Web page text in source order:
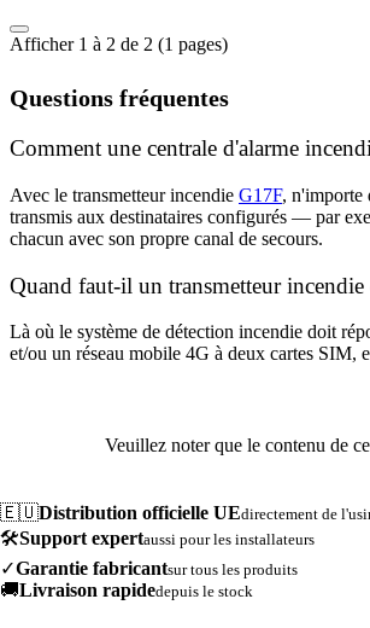
Afficher 1 à 2 de 2 (1 pages)
Questions fréquentes
Comment une centrale d'alarme
Avec le transmetteur incendie G17F, n'importe
transmis aux destinataires configurés — par
chacun avec son propre canal de secours.
Quand faut-il un transmetteur
Là où le système de détection incendie doit
et/ou un réseau mobile 4G à deux cartes SIM,
Veuillez noter que le contenu de
🇪🇺Distribution officielle UEdirectement de
🛠️Support expertaussi pour les installateurs
✓Garantie fabricantsur tous les produits
🚚Livraison rapidedepuis le stock